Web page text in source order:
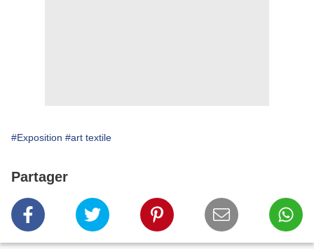
#Exposition #art textile
Partager